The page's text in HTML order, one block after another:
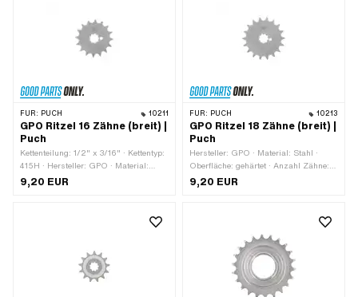
FÜR: PUCH 10211
GPO Ritzel 16 Zähne (breit) |
Puch
Kettenteilung: 1/2" x 3/16" · Kettentyp:
415H · Hersteller: GPO · Material:
Stahl · Aufnahmeart: Verzahnung ·
Oberfläche: gehärtet · Anzahl Zähne:
9,20 EUR
FÜR: PUCH 10213
GPO Ritzel 18 Zähne (breit) |
Puch
Hersteller: GPO · Material: Stahl ·
Oberfläche: gehärtet · Anzahl Zähne:
18 Stk. · Kettentyp: 415H ·
Aufnahmeart: Verzahnung ·
9,20 EUR